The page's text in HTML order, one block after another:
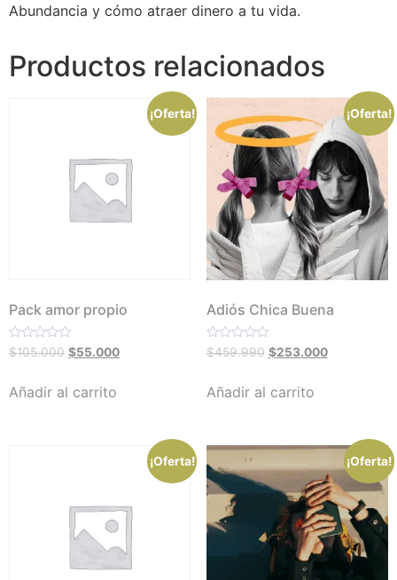
Abundancia y cómo atraer dinero a tu vida.
Productos relacionados
¡Oferta!
Pack amor propio
Valorado
con
5
$105.000 $55.000
Añadir al carrito
¡Oferta!
Adiós Chica Buena
Valorado
con
5
$459.990 $253.000
Añadir al carrito
¡Oferta! ¡Oferta!